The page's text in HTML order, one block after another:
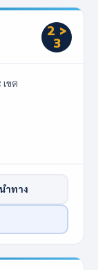
2 >
3
ขต
นำทาง